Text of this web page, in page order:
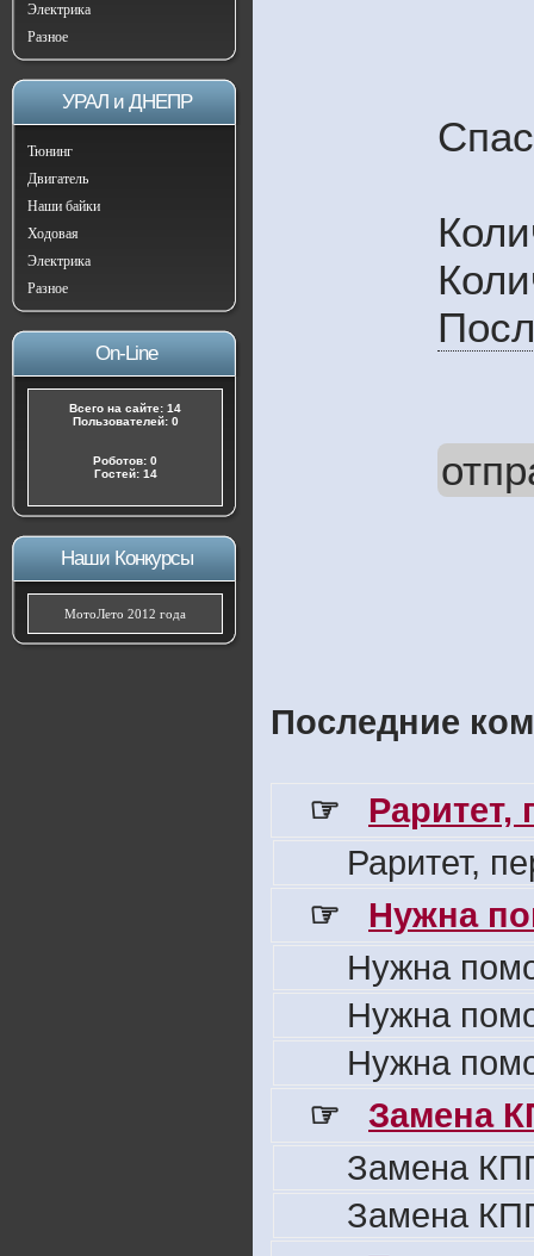
Электрика
Разное
УРАЛ и ДНЕПР
Тюнинг
Двигатель
Наши байки
Ходовая
Электрика
Разное
On-Line
Всего на сайте: 14
Пользователей: 0
Роботов: 0
Гостей: 14
Наши Конкурсы
МотоЛето 2012 года
Последние
☞
Раритет,
Раритет,
☞
Нужна
Нужна
Нужна
Нужна
☞
Замена
Замена
Замена